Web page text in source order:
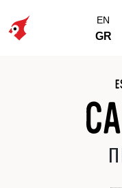
EN
GR